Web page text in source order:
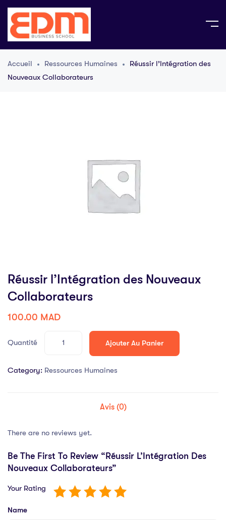
Accueil Ressources Humaines
Réussir l’Intégration des
Nouveaux Collaborateurs
Réussir l’Intégration des Nouveaux
Collaborateurs
100.00 MAD
Quantité Ajouter Au Panier
Category: Ressources Humaines
Avis (0)
There are no reviews yet.
Be The First To Review “Réussir L’Intégration Des
Nouveaux Collaborateurs”
Your Rating
Name